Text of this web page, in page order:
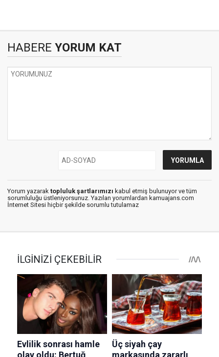
HABERE YORUM KAT
Yorum yazarak topluluk şartlarımızı kabul etmiş bulunuyor ve tüm
sorumluluğu üstleniyorsunuz. Yazılan yorumlardan kamuajans.com
İnternet Sitesi hiçbir şekilde sorumlu tutulamaz